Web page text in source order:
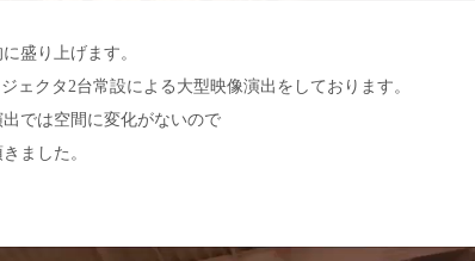
盛り上げます。
ェクタ 2台常設による大型映像演出をしております。
では空間に変化がないので
ました。